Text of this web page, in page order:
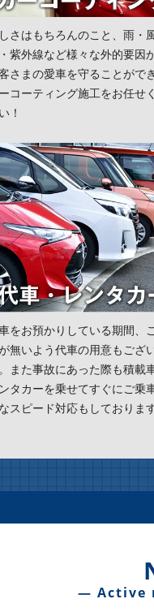
さはもちろんのこと、雨・
紫外線など様々な外的要因
さまの愛車を守ることがで
コーティング施工をお任せ
！
をお預かりしている期間、
無いよう代車の用意もござ
また事故にあった際も積載
タカーを乗せてすぐにご乗
スピード対応もしております
― Active